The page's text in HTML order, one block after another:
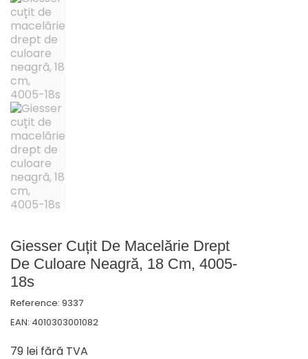
Giesser Cuțit De Macelărie Drept
De Culoare Neagră, 18 Cm, 4005-
18s
Reference: 9337
EAN: 4010303001082
79 lei fără TVA